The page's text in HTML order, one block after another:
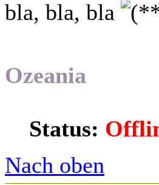
bla, bla, bla
Ozeania
Status:
Nach oben